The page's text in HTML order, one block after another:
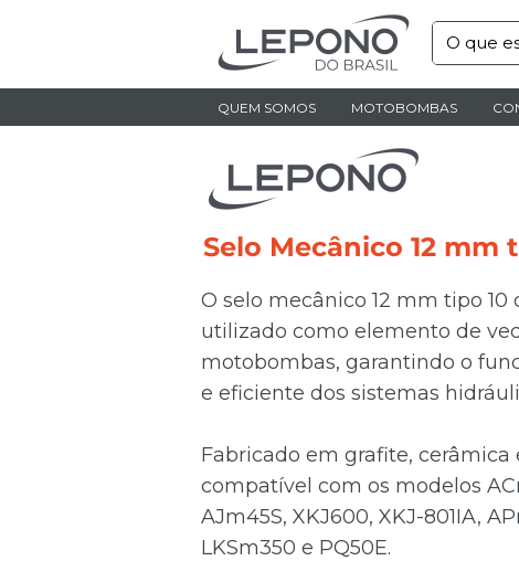
QUEM SOMOS MOTOBOMBAS
Selo Mecânico 12 mm
O selo mecânico 12 mm tipo 10
utilizado como elemento de
motobombas, garantindo o
e eficiente dos sistemas
Fabricado em grafite, cerâmica
compatível com os modelos
AJm45S, XKJ600, XKJ-801IA,
LKSm350 e PQ50E.